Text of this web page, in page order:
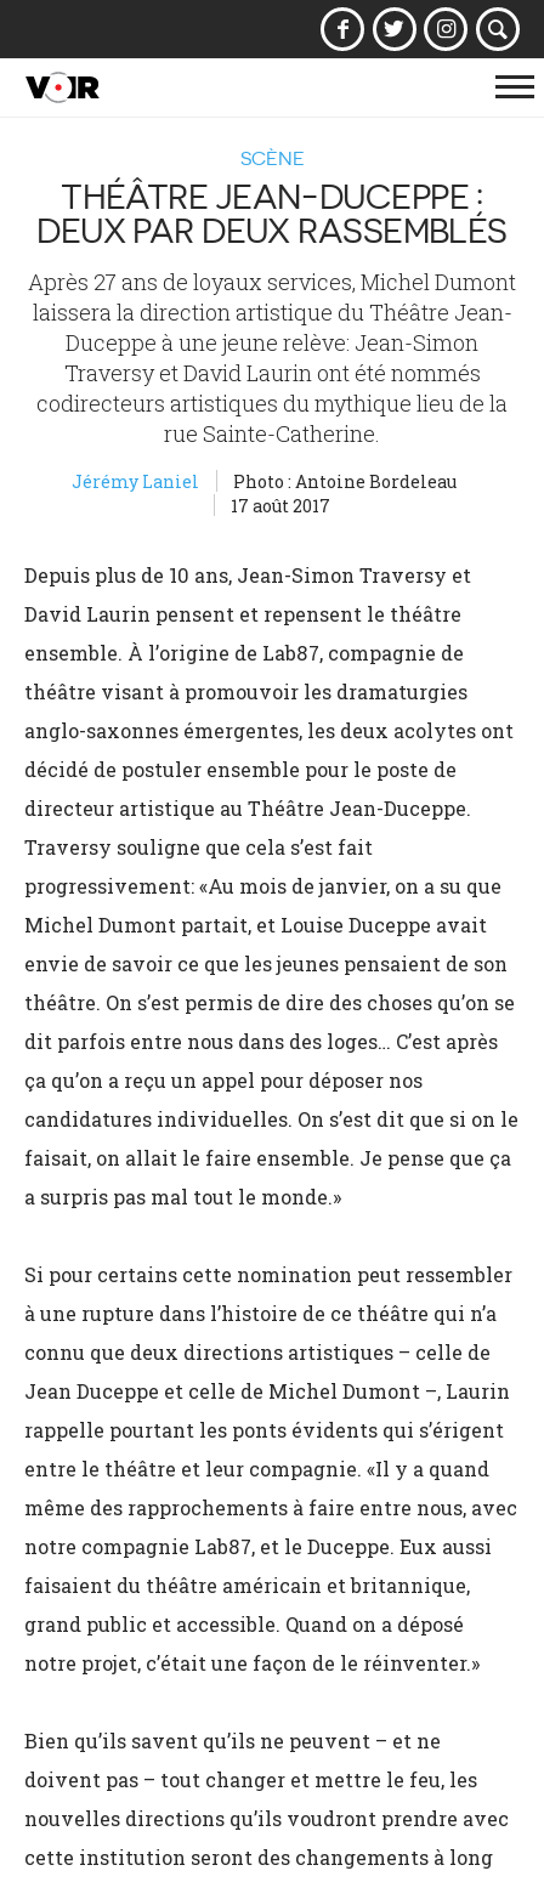
SCÈNE
THÉÂTRE JEAN-DUCEPPE :
DEUX PAR DEUX RASSEMBLÉS
Après 27 ans de loyaux services, Michel Dumont
laissera la direction artistique du Théâtre Jean-
Duceppe à une jeune relève: Jean-Simon
Traversy et David Laurin ont été nommés
codirecteurs artistiques du mythique lieu de la
rue Sainte-Catherine.
Jérémy Laniel
Photo : Antoine Bordeleau
17 août 2017
Depuis plus de 10 ans, Jean-Simon Traversy et
David Laurin pensent et repensent le théâtre
ensemble. À l’origine de Lab87, compagnie de
théâtre visant à promouvoir les dramaturgies
anglo-saxonnes émergentes, les deux acolytes ont
décidé de postuler ensemble pour le poste de
directeur artistique au Théâtre Jean-Duceppe.
Traversy souligne que cela s’est fait
progressivement: «Au mois de janvier, on a su que
Michel Dumont partait, et Louise Duceppe avait
envie de savoir ce que les jeunes pensaient de son
théâtre. On s’est permis de dire des choses qu’on se
dit parfois entre nous dans des loges… C’est après
ça qu’on a reçu un appel pour déposer nos
candidatures individuelles. On s’est dit que si on le
faisait, on allait le faire ensemble. Je pense que ça
a surpris pas mal tout le monde.»
Si pour certains cette nomination peut ressembler
à une rupture dans l’histoire de ce théâtre qui n’a
connu que deux directions artistiques – celle de
Jean Duceppe et celle de Michel Dumont –, Laurin
rappelle pourtant les ponts évidents qui s’érigent
entre le théâtre et leur compagnie. «Il y a quand
même des rapprochements à faire entre nous, avec
notre compagnie Lab87, et le Duceppe. Eux aussi
faisaient du théâtre américain et britannique,
grand public et accessible. Quand on a déposé
notre projet, c’était une façon de le réinventer.»
Bien qu’ils savent qu’ils ne peuvent – et ne
doivent pas – tout changer et mettre le feu, les
nouvelles directions qu’ils voudront prendre avec
cette institution seront des changements à long